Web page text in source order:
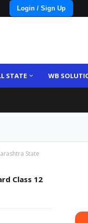
Login / Sign Up
STATE WB
State
Class 12